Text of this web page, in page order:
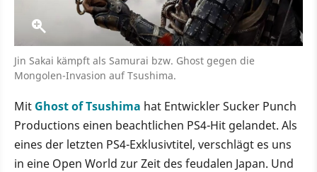
Jin Sakai kämpft als Samurai bzw. Ghost gegen die
Mongolen-Invasion auf Tsushima.
Mit Ghost of Tsushima hat Entwickler Sucker Punch
Productions einen beachtlichen PS4-Hit gelandet. Als
eines der letzten PS4-Exklusivtitel, verschlägt es uns
in eine Open World zur Zeit des feudalen Japan. Und